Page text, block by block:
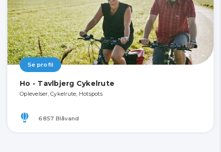
Se profil
Ho - Tavlbjerg Cykelrute
Oplevelser, Cykelrute, Hotspots
6857 Blåvand